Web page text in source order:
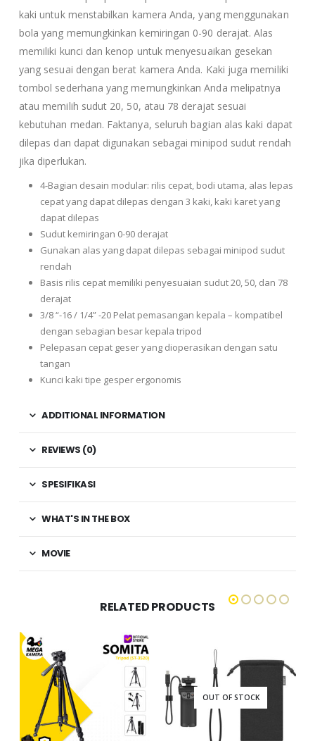
kaki untuk menstabilkan kamera Anda, yang menggunakan
bola yang memungkinkan kemiringan 0-90 derajat. Alas
memiliki kunci dan kenop untuk menyesuaikan gesekan
yang sesuai dengan berat kamera Anda. Kaki juga memiliki
tombol sederhana yang memungkinkan Anda melipatnya
atau memilih sudut 20, 50, atau 78 derajat sesuai
kebutuhan medan. Faktanya, seluruh bagian alas kaki dapat
dilepas dan dapat digunakan sebagai minipod sudut rendah
jika diperlukan.
4-Bagian desain modular: rilis cepat, bodi utama, alas lepas
cepat yang dapat dilepas dengan 3 kaki, kaki karet yang
dapat dilepas
Sudut kemiringan 0-90 derajat
Gunakan alas yang dapat dilepas sebagai minipod sudut
rendah
Basis rilis cepat memiliki penyesuaian sudut 20, 50, dan 78
derajat
3/8 “-16 / 1/4” -20 Pelat pemasangan kepala – kompatibel
dengan sebagian besar kepala tripod
Pelepasan cepat geser yang dioperasikan dengan satu
tangan
Kunci kaki tipe gesper ergonomis
ADDITIONAL INFORMATION
REVIEWS (0)
SPESIFIKASI
WHAT'S IN THE BOX
MOVIE
RELATED PRODUCTS
OUT OF STOCK